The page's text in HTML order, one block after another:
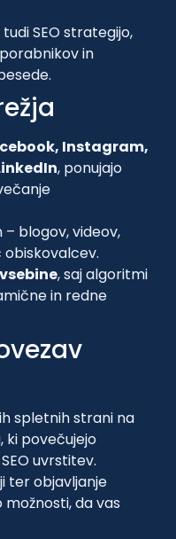
SEO strategijo,
in
Instagram,
, ponujajo
blogov, videov,
, saj algoritmi
in redne
spletnih strani na
ki povečujejo
uvrstitev.
ter objavljanje
da vas